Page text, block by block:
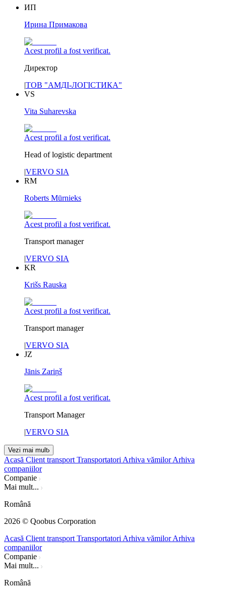
ИП
Ирина Примакова
Acest profil a fost verificat.
Директор
|ТОВ "АМДІ-ЛОГІСТИКА"
VS
Vita Suharevska
Acest profil a fost verificat.
Head of logistic department
|VERVO SIA
RM
Roberts Mūrnieks
Acest profil a fost verificat.
Transport manager
|VERVO SIA
KR
Krišs Rauska
Acest profil a fost verificat.
Transport manager
|VERVO SIA
JZ
Jānis Zariņš
Acest profil a fost verificat.
Transport Manager
|VERVO SIA
Vezi mai mult
Acasă Client transport Transportatori Arhiva vămilor Arhiva
companiilor
Companie
Mai mult...
Română
2026 © Qoobus Corporation
Acasă Client transport Transportatori Arhiva vămilor Arhiva
companiilor
Companie
Mai mult...
Română